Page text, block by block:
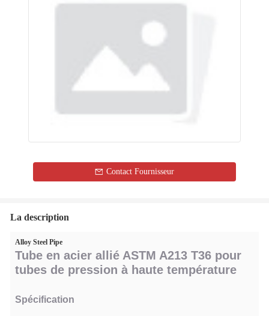
Contact Fournisseur
La description
Alloy Steel Pipe
Tube en acier allié ASTM A213 T36 pour
tubes de pression à haute température
Spécification